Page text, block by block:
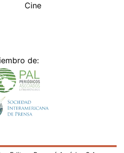
Cine
de: